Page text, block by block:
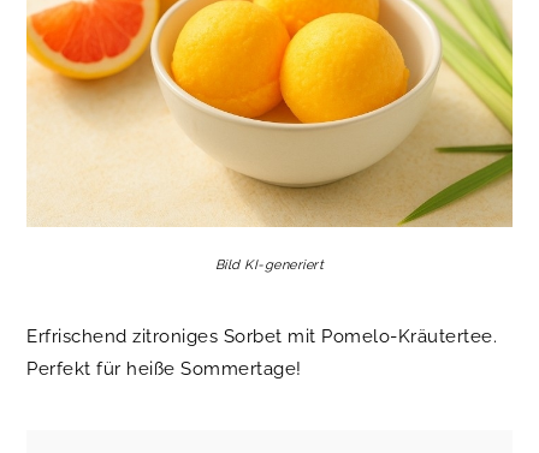
Bild KI-generiert
Erfrischend zitroniges Sorbet mit Pomelo-Kräutertee.
Perfekt für heiße Sommertage!